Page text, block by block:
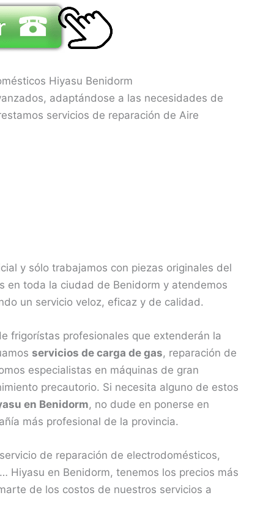
Hiyasu Benidorm
adaptándose a las necesidades de
servicios de reparación de Aire
y sólo trabajamos con piezas originales del
en toda la ciudad de Benidorm y atendemos
un servicio veloz, eficaz y de calidad.
frigorístas profesionales que extenderán la
servicios de carga de gas, reparación de
especialistas en máquinas de gran
precautorio. Si necesita alguno de estos
en Benidorm, no dude en ponerse en
más profesional de la provincia.
de reparación de electrodomésticos,
Hiyasu en Benidorm, tenemos los precios más
de los costos de nuestros servicios a